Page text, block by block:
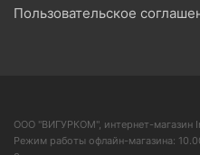
Пользовательское
ООО "ВИГУРКОМ", интернет-магазин
Режим работы офлайн-магазина: